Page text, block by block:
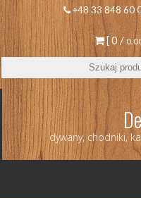
+48 33 848 60
[ 0 /
dywany, chodniki,